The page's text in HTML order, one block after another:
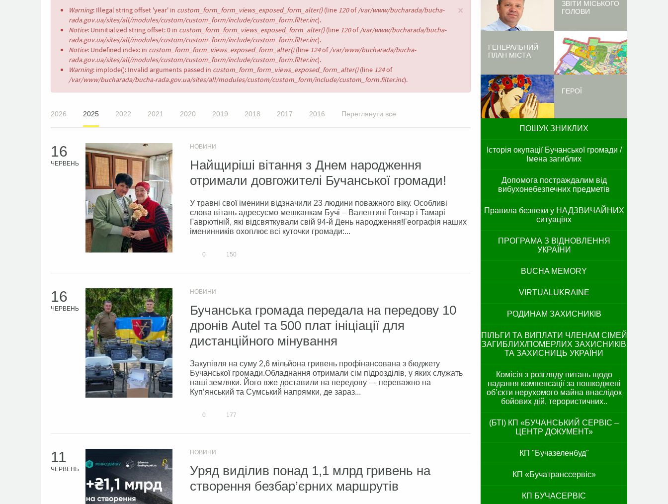
×
Повідомлення
про
помилку
Warning: Illegal string offset 'year' in custom_form_form_views_exposed_form_alter()(line 120of/var/www/bucharada/bucha-
rada.gov.ua/sites/all/modules/custom/custom_form/include/custom_form.filter.inc).
Notice: Uninitialized string offset: 0 in custom_form_form_views_exposed_form_alter()(line 120of/var/www/bucharada/bucha-
rada.gov.ua/sites/all/modules/custom/custom_form/include/custom_form.filter.inc).
Notice: Undefined index: in custom_form_form_views_exposed_form_alter()(line 124of/var/www/bucharada/bucha-
rada.gov.ua/sites/all/modules/custom/custom_form/include/custom_form.filter.inc).
Warning: implode(): Invalid arguments passed in custom_form_form_views_exposed_form_alter()(line 124of
/var/www/bucharada/bucha-rada.gov.ua/sites/all/modules/custom/custom_form/include/custom_form.filter.inc).
2026 2025 2022 2021 2020 2019 2018 2017 2016 Переглянути все
16
ЧЕРВЕНЬ
НОВИНИ
Найщиріші вітання з Днем народження
отримали довгожителі Бучанської громади!
У травні свої іменини відзначили 23 людини поважного віку. Особливі
слова вітань адресуємо мешканкам Бучі – Валентині Гончар і Тамарі
Гаврютіній, які відсвяткували свій 94-й День народження!Географія наших
іменинників охоплює всі куточки громади:...
0 150
16
ЧЕРВЕНЬ
НОВИНИ
Бучанська громада передала на передову 10
дронів Autel та 500 плат ініціації для
дистанційного мінування
Закупівля на суму 2,6 мільйона гривень профінансована з бюджету
Бучанської громади.Обладнання отримали сім підрозділів, у яких служать
наші земляки. Його вже доставили на передову — переважно на
Куп’янський та Сумський напрямки, де зараз...
0 177
11
ЧЕРВЕНЬ
НОВИНИ
Уряд виділив понад 1,1 млрд гривень на
створення безбар’єрних маршрутів
ЗВІТИ МІСЬКОГО
ГОЛОВИ
ГЕНЕРАЛЬНИЙ
ПЛАН МІСТА
ГЕРОЇ
ПОШУК ЗНИКЛИХ
Історія окупації Бучанської громади /
Імена загиблих
Допомога постраждалим від
вибухонебезпечних предметів
Правила безпеки у НАДЗВИЧАЙНИХ
ситуаціях
ПРОГРАМА З ВІДНОВЛЕННЯ
УКРАЇНИ
BUCHA MEMORY
VIRTUALUKRAINE
РОДИНАМ ЗАХИСНИКІВ
ПІЛЬГИ ТА ВИПЛАТИ ЧЛЕНАМ СІМЕЙ
ЗАГИБЛИХ/ПОМЕРЛИХ ЗАХИСНИКІВ
ТА ЗАХИСНИЦЬ УКРАЇНИ
Комісія з розгляду питань щодо
надання компенсації за пошкоджені
об’єкти нерухомого майна внаслідок
бойових дій, терористичних..
(БТІ) КП «БУЧАНСЬКИЙ СЕРВІС –
ЦЕНТР ДОКУМЕНТ»
КП "Бучазеленбуд"
КП «Бучатранссервіс»
КП БУЧАСЕРВІС